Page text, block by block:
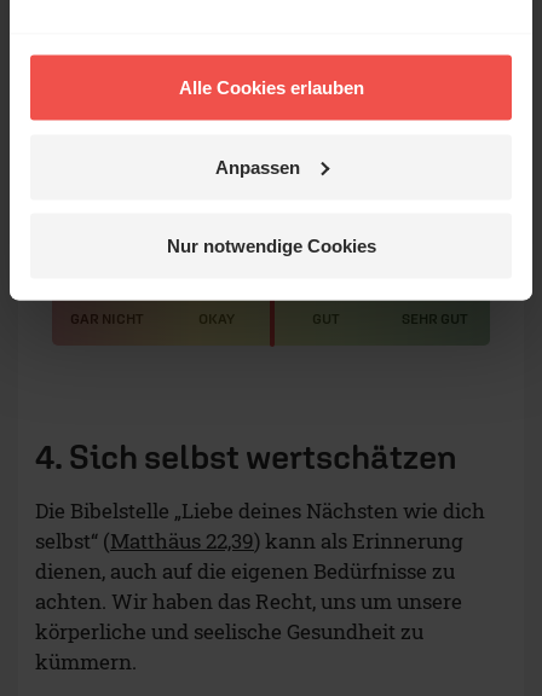
Alle Cookies erlauben
Anpassen
Nur notwendige Cookies
eigenen Kopf hinweg zu fällen.
Beitrag?
GAR NICHT OKAY GUT SEHR GUT
4. Sich selbst wertschätzen
Die Bibelstelle „Liebe deines Nächsten wie dich
selbst“ (Matthäus 22,39) kann als Erinnerung
dienen, auch auf die eigenen Bedürfnisse zu
achten. Wir haben das Recht, uns um unsere
körperliche und seelische Gesundheit zu
kümmern.